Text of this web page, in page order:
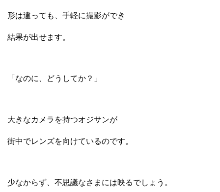
形は違っても、手軽に撮影ができ
結果が出せます。
「なのに、どうしてか？」
大きなカメラを持つオジサンが
街中でレンズを向けているのです。
少なからず、不思議なさまには映るでしょう。